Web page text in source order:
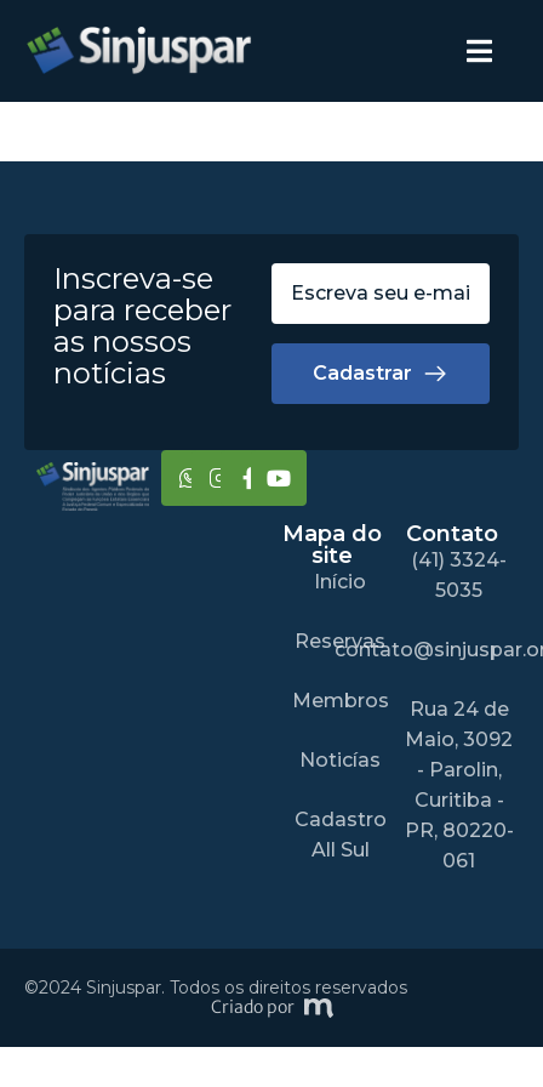
Inscreva-se
para receber
as nossos
notícias
Cadastrar
Mapa do
site
Início
Reservas
Membros
Noticías
Cadastro
All Sul
Contato
(41) 3324-
5035
Rua 24 de
Maio, 3092
- Parolin,
Curitiba -
PR, 80220-
061
©2024 Sinjuspar. Todos os direitos reservados
Criado por